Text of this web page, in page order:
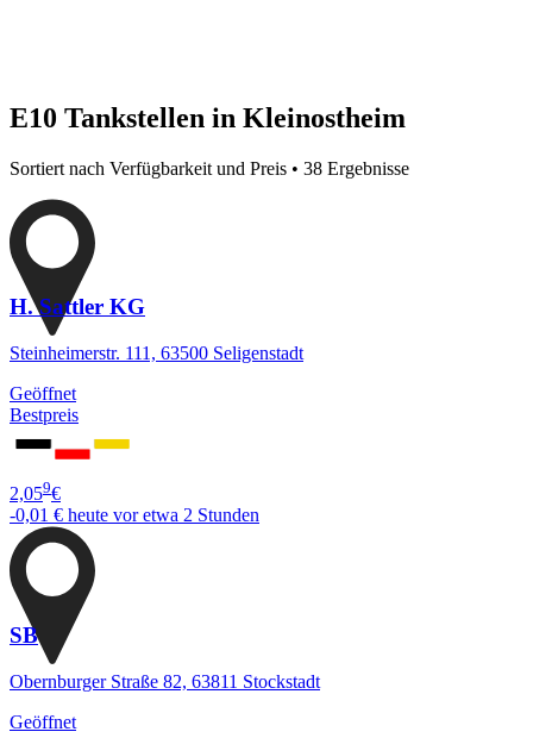
E10 Tankstellen in Kleinostheim
Sortiert nach Verfügbarkeit und Preis • 38 Ergebnisse
H. Sattler KG
Steinheimerstr. 111, 63500 Seligenstadt
Geöffnet
Bestpreis
2,059€
-0,01 € heute vor etwa 2 Stunden
SB
Obernburger Straße 82, 63811 Stockstadt
Geöffnet